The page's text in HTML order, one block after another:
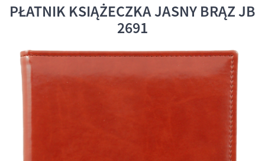
PŁATNIK KSIĄŻECZKA JASNY BRĄZ JB
2691